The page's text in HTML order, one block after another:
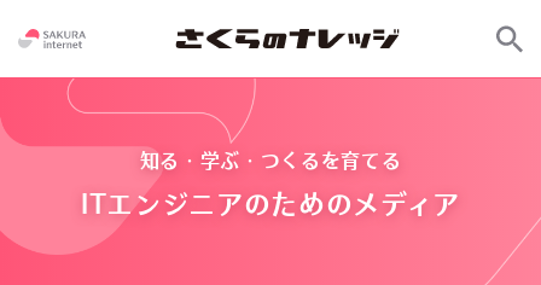
知る・学ぶ・つくるを育てる
ITエンジニアのためのメディア